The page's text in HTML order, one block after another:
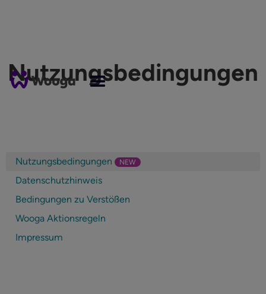
Nutzungsbedingungen
Nutzungsbedingungen NEW
Datenschutzhinweis
Bedingungen zu Verstößen
Wooga Aktionsregeln
Impressum